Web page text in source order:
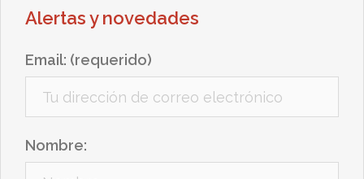
Alertas y novedades
Email: (requerido)
Nombre: